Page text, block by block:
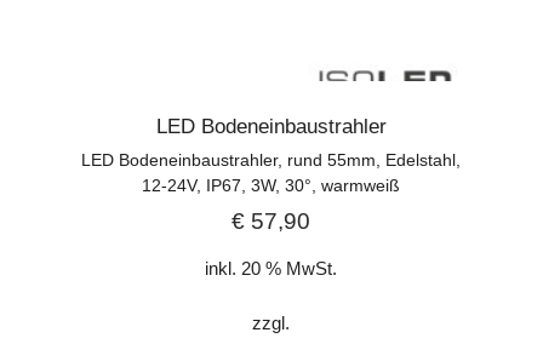
LED Bodeneinbaustrahler
LED Bodeneinbaustrahler, rund 55mm, Edelstahl,
12-24V, IP67, 3W, 30°, warmweiß
€ 57,90
inkl. 20 % MwSt.
zzgl.